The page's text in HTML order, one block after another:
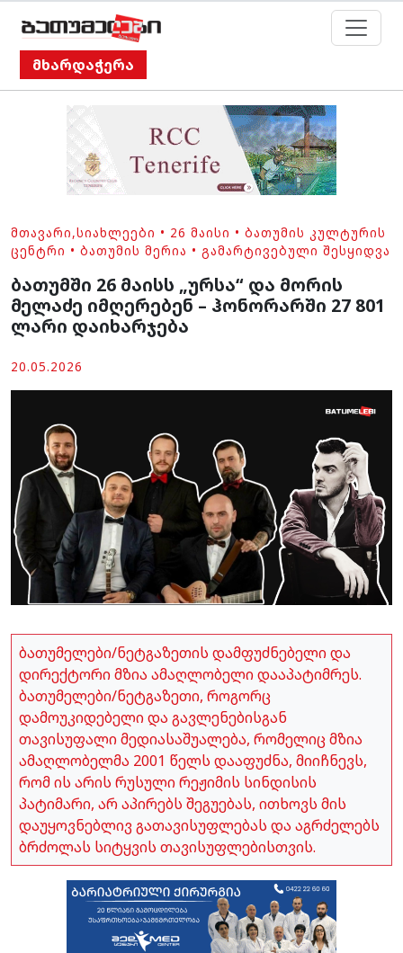
მხარდაჭერა
ᲛᲗᲐᲕᲐᲠᲘ,ᲡᲘᲐᲮᲚᲔᲔᲑᲘ • 26 ᲛᲐᲘᲡᲘ • ᲑᲐᲗᲣᲛᲘᲡ ᲙᲣᲚᲢᲣᲠᲘᲡ
ᲪᲔᲜᲢᲠᲘ • ᲑᲐᲗᲣᲛᲘᲡ ᲛᲔᲠᲘᲐ • ᲒᲐᲛᲐᲠᲢᲘᲕᲔᲑᲣᲚᲘ ᲨᲔᲡᲧᲘᲓᲕᲐ
ბათუმში 26 მაისს „ურსა“ და მორის
მელაძე იმღერებენ – ჰონორარში 27 801
ლარი დაიხარჯება
20.05.2026
ბათუმელები/ნეტგაზეთის დამფუძნებელი და
დირექტორი მზია ამაღლობელი დააპატიმრეს.
ბათუმელები/ნეტგაზეთი, როგორც
დამოუკიდებელი და გავლენებისგან
თავისუფალი მედიასაშუალება, რომელიც მზია
ამაღლობელმა 2001 წელს დააფუძნა, მიიჩნევს,
რომ ის არის რუსული რეჟიმის სინდისის
პატიმარი, არ აპირებს შეგუებას, ითხოვს მის
დაუყოვნებლივ გათავისუფლებას და აგრძელებს
ბრძოლას სიტყვის თავისუფლებისთვის.